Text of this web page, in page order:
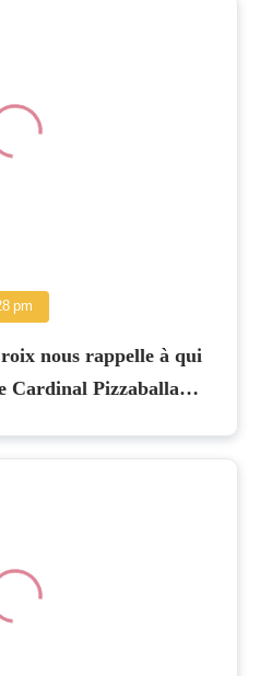
pm
nous rappelle à qui
Cardinal Pizzaballa